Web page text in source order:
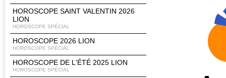
HOROSCOPE SAINT VALENTIN 2026
LION
HOROSCOPE SPÉCIAL
HOROSCOPE 2026 LION
HOROSCOPE SPÉCIAL
HOROSCOPE DE L'ÉTÉ 2025 LION
HOROSCOPE SPÉCIAL